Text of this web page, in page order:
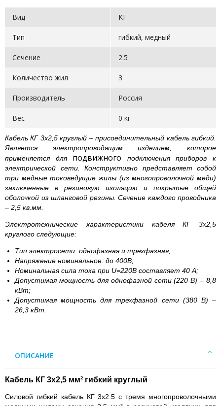
Вид КГ
Тип гибкий, медный
Сечение 2.5
Количество жил 3
Производитель Россия
Вес 0 кг
Кабель КГ 3х2,5 круглый – присоединительный кабель гибкий.
Является электропроводящим изделием, которое
применяется для подвижного
подключения приборов к
электрической сети. Конструктивно представляет собой
три медные токоведущие жилы (из многопроволочной меди)
заключенные в резиновую изоляцию и покрытые общей
оболочкой из шланговой резины. Сечение каждого проводника
– 2,5 кв.мм.
Электротехнические характеристики кабеля КГ 3х2,5
круглого следующие:
Тип электросети: однофазная и трехфазная;
Напряжение номинальное: до 400В;
Номинальная сила тока при U=220В составляет 40 А;
Допустимая мощность для однофазной сети (220 В) – 8,8
кВт;
Допустимая мощность для трехфазной сети (380 В) –
26,3 кВт.
ОПИСАНИЕ
Кабель КГ 3х2,5 мм² гибкий круглый
Силовой гибкий кабель КГ 3х2.5 с тремя многопроволочными